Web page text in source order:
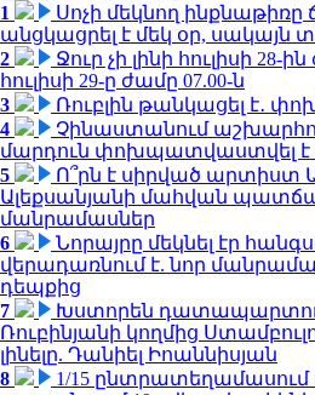
1
Սոչի մեկնող
անցկացրել է մեկ օր, սակայն
2
Ջուր չի լինի հուլիսի 28-
հուլիսի 29-ը ժամը 07.00-ն
3
Ռուբլին թանկացել է․
4
Չինաստանում
մարդուն փոխպատվաստվել է
5
Ո՞րն է սիրված արտիստ
Ալեքսանյանի մահվան
մանրամասներ
6
Նորայրը մեկնել էր
վերադառնում է. նոր
դեպքից
7
Խստորեն
Ռուբինյանի կողմից
լինելը. Դանիել Իոաննիսյան
8
1/15